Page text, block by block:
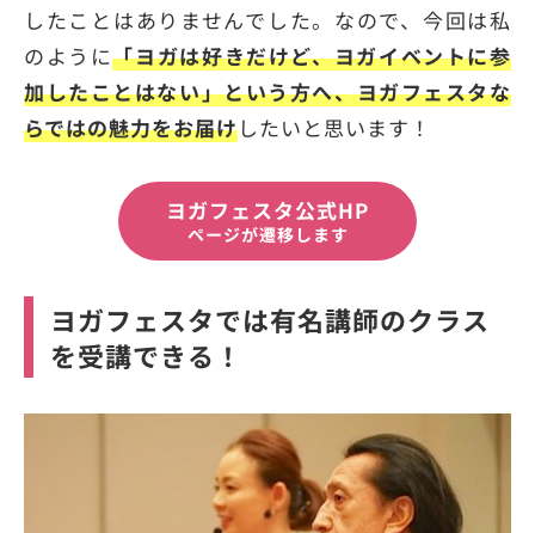
したことはありませんでした。なので、今回は私
のように「ヨガは好きだけど、ヨガイベントに参
加したことはない」という方へ、ヨガフェスタな
らではの魅力をお届けしたいと思います！
ヨガフェスタ公式HP
ページが遷移します
ヨガフェスタでは有名講師のクラス
を受講できる！